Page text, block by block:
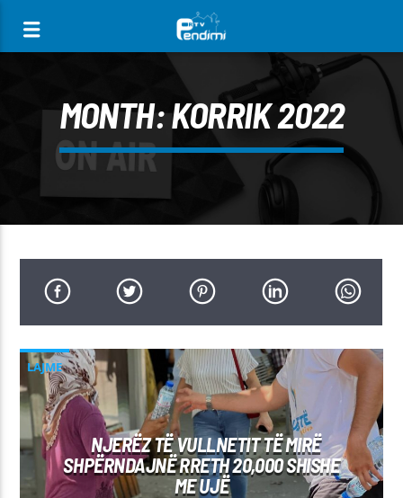
[There are no radio stations in the database]
MONTH:KORRIK 2022
LAJME
NJERËZ TË VULLNETIT TË MIRË
SHPËRNDAJNË RRETH 20,000 SHISHE
ME UJË